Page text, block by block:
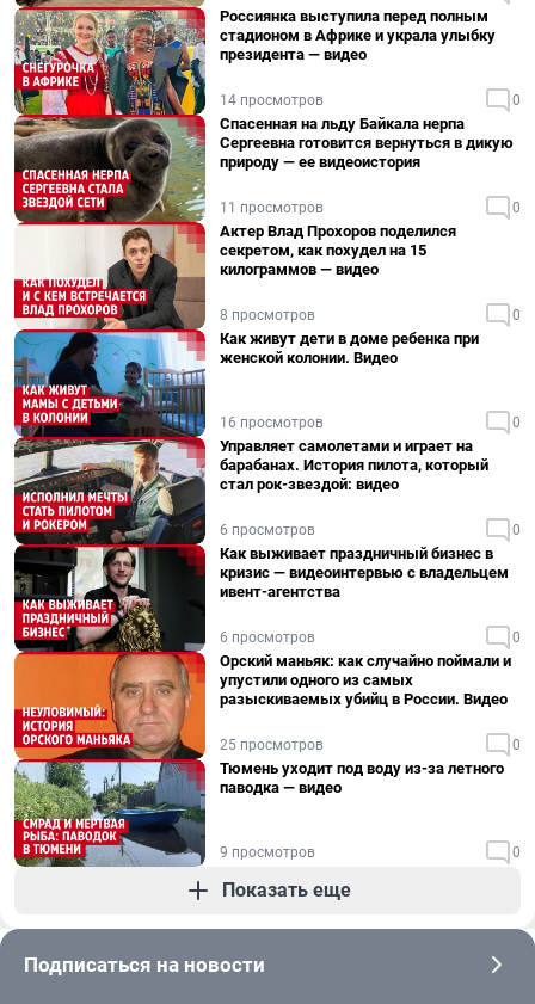
Россиянка выступила перед полным
стадионом в Африке и украла улыбку
президента — видео
14 просмотров 0
Спасенная на льду Байкала нерпа
Сергеевна готовится вернуться в дикую
природу — ее видеоистория
11 просмотров 0
Актер Влад Прохоров поделился
секретом, как похудел на 15
килограммов — видео
8 просмотров 0
Как живут дети в доме ребенка при
женской колонии. Видео
16 просмотров 0
Управляет самолетами и играет на
барабанах. История пилота, который
стал рок-звездой: видео
6 просмотров 0
Как выживает праздничный бизнес в
кризис — видеоинтервью с владельцем
ивент-агентства
6 просмотров 0
Орский маньяк: как случайно поймали и
упустили одного из самых
разыскиваемых убийц в России. Видео
25 просмотров 0
Тюмень уходит под воду из-за летного
паводка — видео
9 просмотров 0
Показать еще
Подписаться на новости